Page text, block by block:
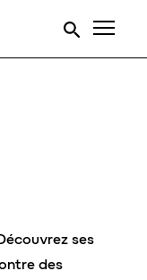
ses
des